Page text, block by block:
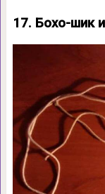
17. Бохо-шик